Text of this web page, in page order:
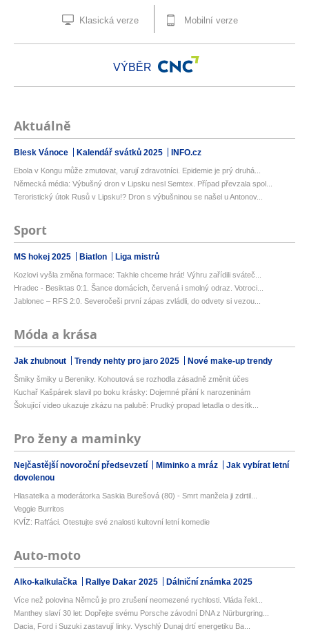
Klasická verze Mobilní verze
VÝBĚR
Aktuálně
Blesk Vánoce Kalendář svátků 2025 INFO.cz
Ebola v Kongu může zmutovat, varují zdravotníci. Epidemie je prý druhá...
Německá média: Výbušný dron v Lipsku nesl Semtex. Případ převzala spol...
Teroristický útok Rusů v Lipsku!? Dron s výbušninou se našel u Antonov...
Sport
MS hokej 2025 Biatlon Liga mistrů
Kozlovi vyšla změna formace: Takhle chceme hrát! Výhru zařídili sváteč...
Hradec - Besiktas 0:1. Šance domácích, červená i smolný odraz. Votroci...
Jablonec – RFS 2:0. Severočeši první zápas zvládli, do odvety si vezou...
Móda a krása
Jak zhubnout Trendy nehty pro jaro 2025 Nové make-up trendy
Šmiky šmiky u Bereniky. Kohoutová se rozhodla zásadně změnit účes
Kuchař Kašpárek slavil po boku krásky: Dojemné přání k narozeninám
Šokující video ukazuje zkázu na palubě: Prudký propad letadla o desítk...
Pro ženy a maminky
Nejčastější novoroční předsevzetí Miminko a mráz
Jak vybírat letní
dovolenou
Hlasatelka a moderátorka Saskia Burešová (80) - Smrt manžela ji zdrtil...
Veggie Burritos
KVÍZ: Rafťáci. Otestujte své znalosti kultovní letní komedie
Auto-moto
Alko-kalkulačka Rallye Dakar 2025 Dálniční známka 2025
Více než polovina Němců je pro zrušení neomezené rychlosti. Vláda řekl...
Manthey slaví 30 let: Dopřejte svému Porsche závodní DNA z Nürburgring...
Dacia, Ford i Suzuki zastavují linky. Vyschlý Dunaj drtí energetiku Ba...